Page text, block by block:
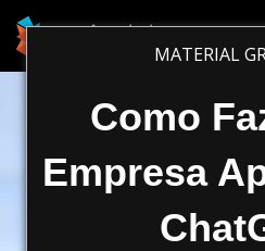
MATERIAL
Como
Empresa